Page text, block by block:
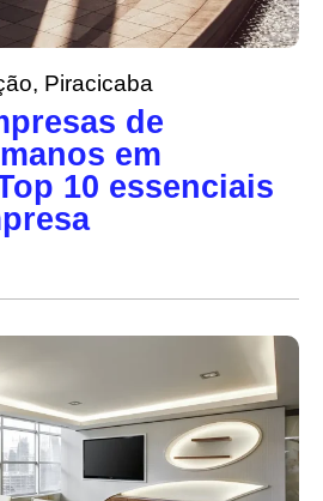
, Piracicaba
de
em
10 essenciais